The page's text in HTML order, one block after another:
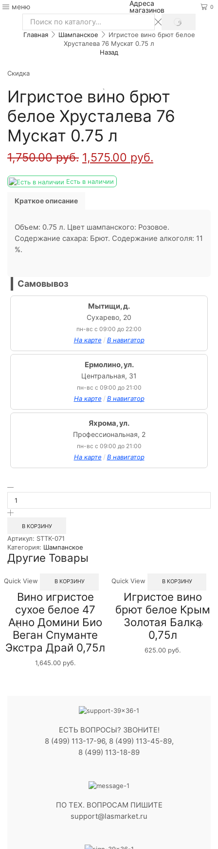
меню
Адреса
магазинов
0
Search
input
SEARCH
Главная Шампанское
Игристое вино брют белое
Хрусталева 76 Мускат 0.75 л
Назад
Скидка
Игристое вино брют
белое Хрусталева 76
Мускат 0.75 л
1,750.00руб. 1,575.00 руб.
Есть в наличии
Краткое описание
Объем: 0.75 л. Цвет шампанского: Розовое.
Содержание сахара: Брют. Содержание алкоголя: 11
%.
Самовывоз
Мытищи, д.
Сухарево, 20
пн-вс с 09:00 до 22:00
На карте / В навигатор
Ермолино, ул.
Центральная, 31
пн-вс с 09:00 до 21:00
На карте / В навигатор
Яхрома, ул.
Профессиональная, 2
пн-вс с 09:00 до 21:00
На карте / В навигатор
товара
Игристое
брют
Хрусталева
76
Мускат
0.75
В КОРЗИНУ
Артикул: STTK-071
Категория: Шампанское
Другие Товары
Quick View В КОРЗИНУ
Вино игристое
сухое белое 47
Анно Домини Био
Веган Спуманте
Экстра Драй 0,75л
1,645.00 руб.
Quick View В КОРЗИНУ
Игристое вино
брют белое Крым
Золотая Балка
0,75л
625.00 руб.
ЕСТЬ ВОПРОСЫ? ЗВОНИТЕ!
8 (499) 113-17-96, 8 (499) 113-45-89,
8 (499) 113-18-89
ПО ТЕХ. ВОПРОСАМ ПИШИТЕ
support@lasmarket.ru